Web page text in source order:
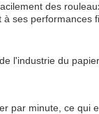
des
ses performances
l'industrie du
minute, ce qui